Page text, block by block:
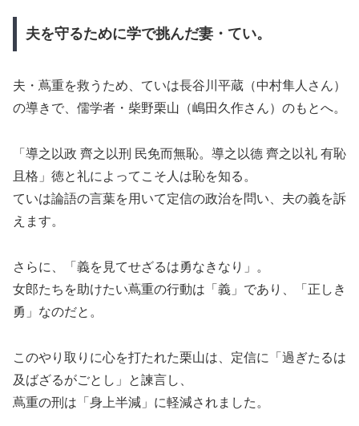
夫を守るために学で挑んだ妻・てい。
夫・蔦重を救うため、ていは長谷川平蔵（中村隼人さん）
の導きで、儒学者・柴野栗山（嶋田久作さん）のもとへ。
「導之以政 齊之以刑 民免而無恥。導之以德 齊之以礼 有恥
且格」徳と礼によってこそ人は恥を知る。
ていは論語の言葉を用いて定信の政治を問い、夫の義を訴
えます。
さらに、「義を見てせざるは勇なきなり」。
女郎たちを助けたい蔦重の行動は「義」であり、「正しき
勇」なのだと。
このやり取りに心を打たれた栗山は、定信に「過ぎたるは
及ばざるがごとし」と諫言し、
蔦重の刑は「身上半減」に軽減されました。